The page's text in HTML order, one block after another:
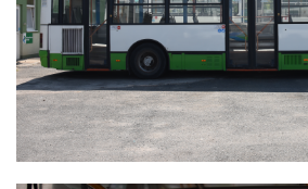
IKARUS 415